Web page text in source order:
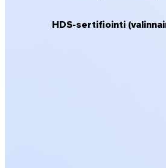
HDS-sertifiointi